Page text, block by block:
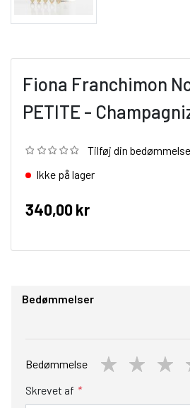
Fiona Franchimon
PETITE -
Tilføj din bedømmelse
Ikke på lager
340,00 kr
Bedømmelser
Bedømmelse
Skrevet af *